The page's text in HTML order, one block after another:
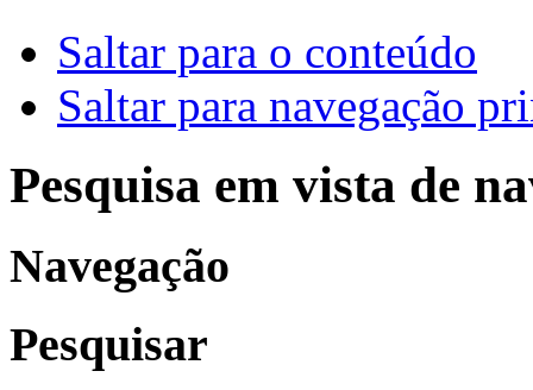
Saltar para o conteúdo
Saltar para navegação
Pesquisa em vista de
Navegação
Pesquisar